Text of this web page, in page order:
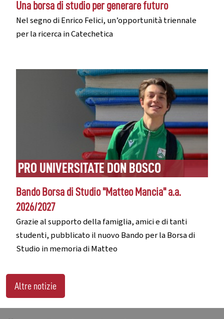
Una borsa di studio per generare futuro
Nel segno di Enrico Felici, un’opportunità triennale
per la ricerca in Catechetica
PRO UNIVERSITATE DON BOSCO
Bando Borsa di Studio "Matteo Mancia" a.a.
2026/2027
Grazie al supporto della famiglia, amici e di tanti
studenti, pubblicato il nuovo Bando per la Borsa di
Studio in memoria di Matteo
Altre notizie